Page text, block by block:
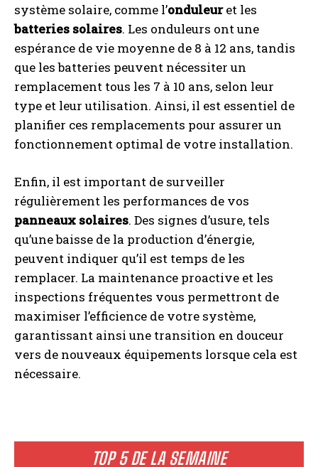
TOP 5 DE LA SEMAINE
système solaire, comme l’onduleuret les
batteries solaires. Les onduleurs ont une
espérance de vie moyenne de 8 à 12 ans, tandis
que les batteries peuvent nécessiter un
remplacement tous les 7 à 10 ans, selon leur
type et leur utilisation. Ainsi, il est essentiel de
planifier ces remplacements pour assurer un
fonctionnement optimal de votre installation.
Enfin, il est important de surveiller
régulièrement les performances de vos
panneaux solaires. Des signes d’usure, tels
qu’une baisse de la production d’énergie,
peuvent indiquer qu’il est temps de les
remplacer. La maintenance proactive et les
inspections fréquentes vous permettront de
maximiser l’efficience de votre système,
garantissant ainsi une transition en douceur
vers de nouveaux équipements lorsque cela est
nécessaire.